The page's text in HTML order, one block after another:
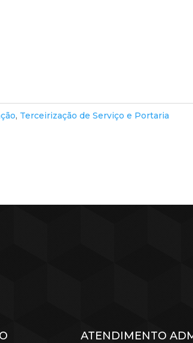
, Terceirização de Serviço e Portaria
ATENDIMENTO